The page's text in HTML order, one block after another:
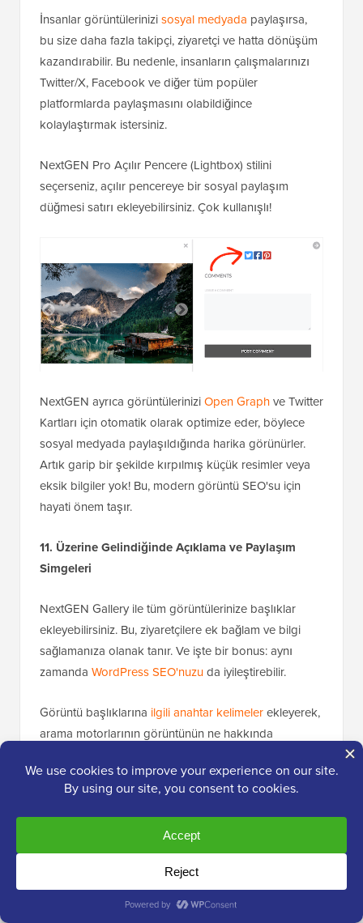
İnsanlar görüntülerinizisosyal medyada paylaşırsa,
bu size daha fazla takipçi, ziyaretçi ve hatta dönüşüm
kazandırabilir. Bu nedenle, insanların çalışmalarınızı
Twitter/X, Facebook ve diğer tüm popüler
platformlarda paylaşmasını olabildiğince
kolaylaştırmak istersiniz.
NextGEN Pro Açılır Pencere (Lightbox) stilini
seçerseniz, açılır pencereye bir sosyal paylaşım
düğmesi satırı ekleyebilirsiniz. Çok kullanışlı!
NextGEN ayrıca görüntüleriniziOpen Graphve Twitter
Kartları için otomatik olarak optimize eder, böylece
sosyal medyada paylaşıldığında harika görünürler.
Artık garip bir şekilde kırpılmış küçük resimler veya
eksik bilgiler yok! Bu, modern görüntü SEO'su için
hayati önem taşır.
11. Üzerine Gelindiğinde Açıklama ve Paylaşım
Simgeleri
NextGEN Gallery ile tüm görüntülerinize başlıklar
ekleyebilirsiniz. Bu, ziyaretçilere ek bağlam ve bilgi
sağlamanıza olanak tanır. Ve işte bir bonus: aynı
zamanda WordPress SEO'nuzuda iyileştirebilir.
Görüntü başlıklarına ilgili anahtar kelimelerekleyerek,
arama motorlarının görüntünün ne hakkında
motorları daha sonra görüntülerinizi bu tür içerik
arayan kişilere gösterebilir.
Kullanıcıların Google'ın onları daha iyi indekslemesine
yardımcı olmak için bu bilgileri doldurmalarını her